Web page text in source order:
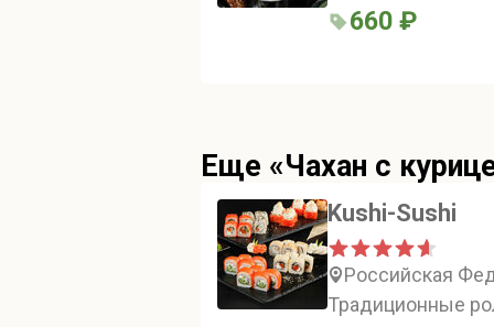
гребешками, а
добавляют
660 ₽
Еще «Чахан с
Kushi-Sushi
Российская
Традиционные